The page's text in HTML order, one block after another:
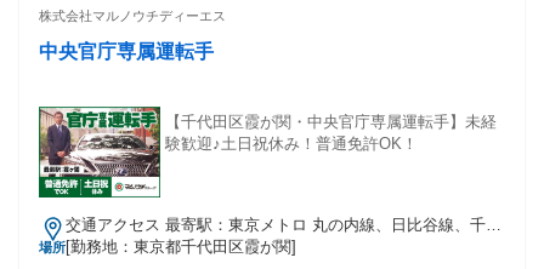
払い、精密な作業ができる方
株式会社マルノウチディーエス
中央官庁専属運転手
【千代田区霞が関・中央官庁専属運転手】未経
験歓迎♪土日祝休み！普通免許OK！
場所
交通アクセス 最寄駅：東京メトロ 丸の内線、日比谷線、千代
田線 霞ヶ関駅徒歩3分 ※勤務先までは公共交通機関での通勤
[勤務地：東京都千代田区霞が関]